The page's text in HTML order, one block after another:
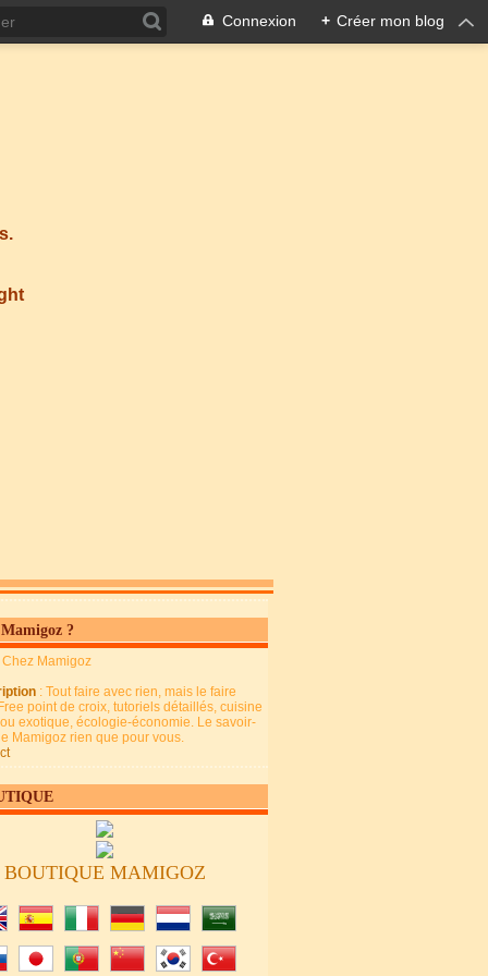
Connexion + Créer mon blog
?
Chez Mamigoz
: Tout faire avec rien, mais le faire
point de croix, tutoriels détaillés, cuisine
exotique, écologie-économie. Le savoir-
Mamigoz rien que pour vous.
BOUTIQUE MAMIGOZ